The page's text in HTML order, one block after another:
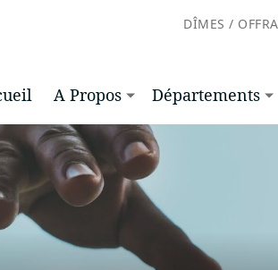
DÎMES /
A Propos Départements